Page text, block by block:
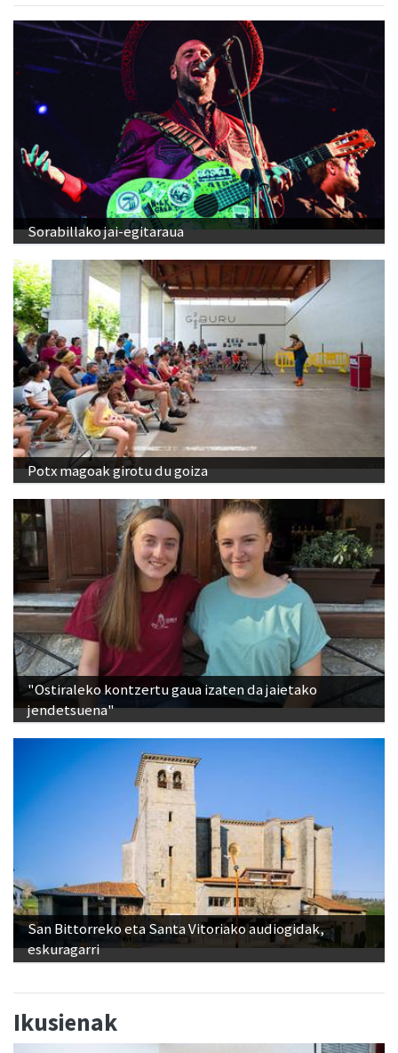
Sorabillako jai-egitaraua
Potx magoak girotu du goiza
"Ostiraleko kontzertu gaua izaten da jaietako
jendetsuena"
San Bittorreko eta Santa Vitoriako audiogidak,
eskuragarri